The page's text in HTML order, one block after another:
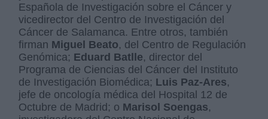
Española de Investigación sobre el Cáncer y
vicedirector del Centro de Investigación del
Cáncer de Salamanca. Entre otros, también
firman Miguel Beato, del Centro de Regulación
Genómica; Eduard Batlle, director del
Programa de Ciencias del Cáncer del Instituto
de Investigación Biomédica; Luis Paz-Ares,
jefe de oncología médica del Hospital 12 de
Octubre de Madrid; o Marisol Soengas,